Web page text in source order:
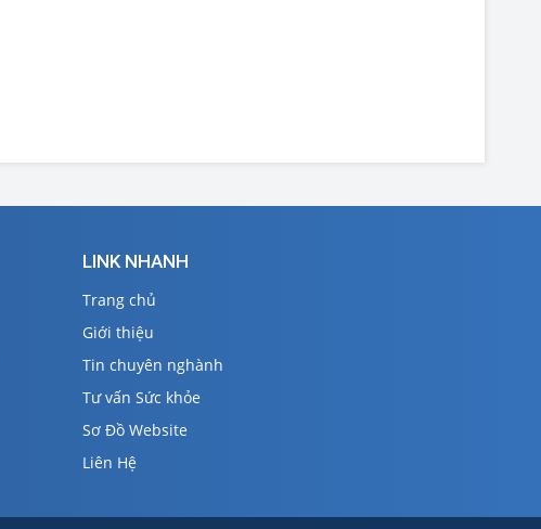
LINK NHANH
Trang chủ
Giới thiệu
Tin chuyên nghành
Tư vấn Sức khỏe
Sơ Đồ Website
Liên Hệ